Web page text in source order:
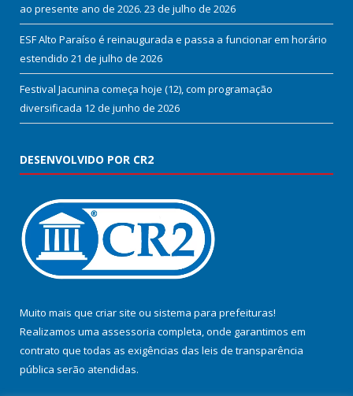
ao presente ano de 2026. 23 de julho de 2026
ESF Alto Paraíso é reinaugurada e passa a funcionar em horário
estendido 21 de julho de 2026
Festival Jacunina começa hoje (12), com programação
diversificada 12 de junho de 2026
DESENVOLVIDO POR CR2
Muito mais que criar site ou sistema para prefeituras!
Realizamos uma assessoria completa, onde garantimos em
contrato que todas as exigências das leis de transparência
pública serão atendidas.